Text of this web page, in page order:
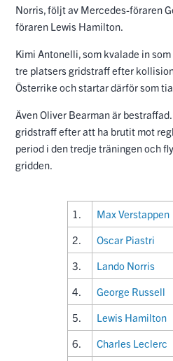
Norris, följt av Mercedes-föraren
föraren Lewis Hamilton.
Kimi Antonelli, som kvalade in
tre platsers gridstraff efter
Österrike och startar därför som tia.
Även Oliver Bearman är
gridstraff efter att ha brutit mot
period i den tredje träningen och
gridden.
1. Max Verstappen
2.
Oscar Piastri
3.
Lando Norris
4.
George Russell
5.
Lewis Hamilton
6.
Charles Leclerc